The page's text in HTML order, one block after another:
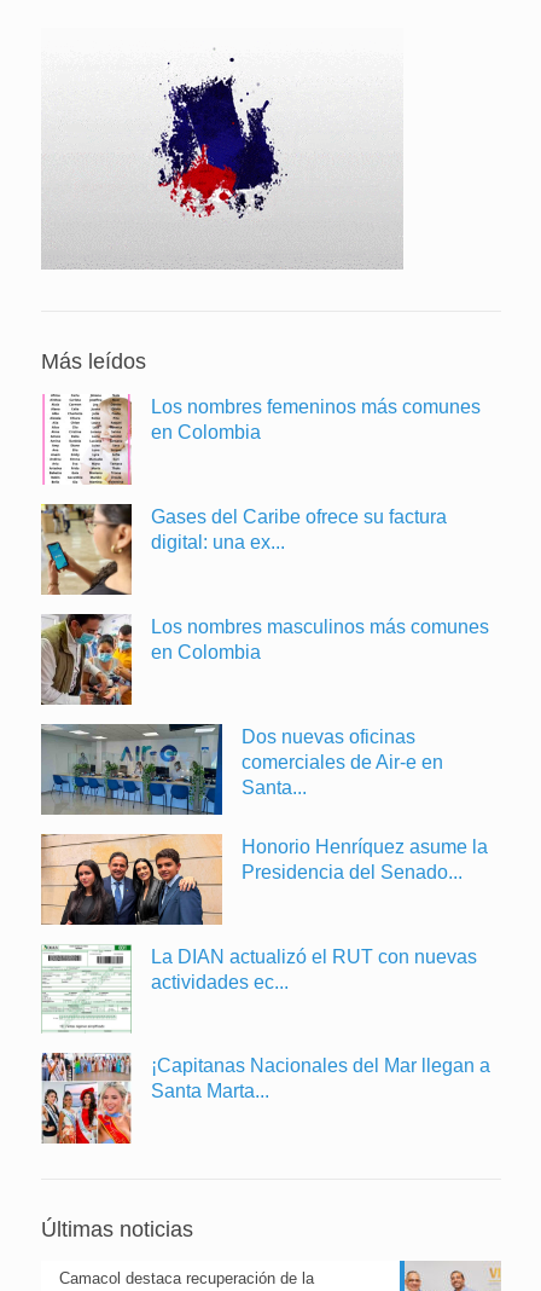
Más leídos
Los nombres femeninos más comunes
en Colombia
Gases del Caribe ofrece su factura
digital: una ex...
Los nombres masculinos más comunes
en Colombia
Dos nuevas oficinas
comerciales de Air-e en
Santa...
Honorio Henríquez asume la
Presidencia del Senado...
La DIAN actualizó el RUT con nuevas
actividades ec...
¡Capitanas Nacionales del Mar llegan a
Santa Marta...
Últimas noticias
Camacol destaca recuperación de la